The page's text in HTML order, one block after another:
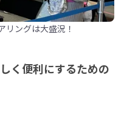
リングは大盛況！
く便利にするための